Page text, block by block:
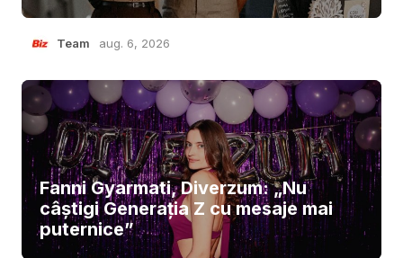
Team aug. 6, 2026
Fanni Gyarmati, Diverzum: „Nu
câștigi Generația Z cu mesaje mai
puternice”